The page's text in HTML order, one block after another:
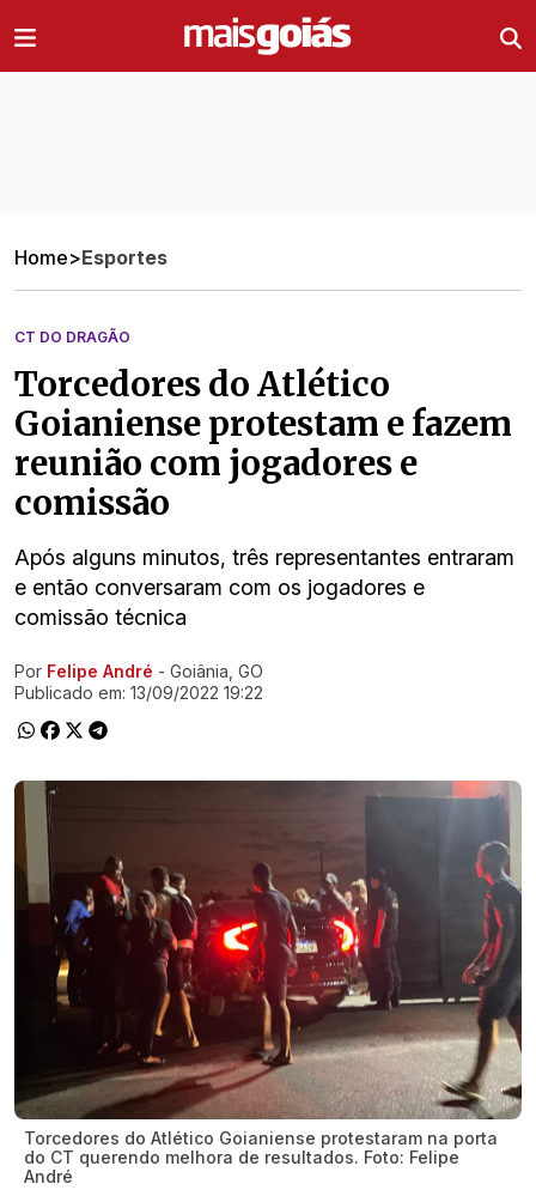
Home>Esportes
CT DO DRAGÃO
Torcedores do Atlético
Goianiense protestam e fazem
reunião com jogadores e
comissão
Após alguns minutos, três representantes entraram
e então conversaram com os jogadores e
comissão técnica
Ir direto pra matéria
Por Felipe André - Goiânia, GO
Publicado em: 13/09/2022 19:22
Torcedores do Atlético Goianiense protestaram na porta
do CT querendo melhora de resultados. Foto: Felipe
André